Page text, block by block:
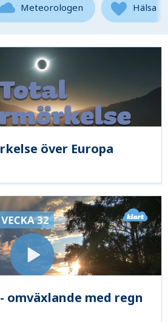
Meteorologen Hälsa
över Europa
omväxlande med regn